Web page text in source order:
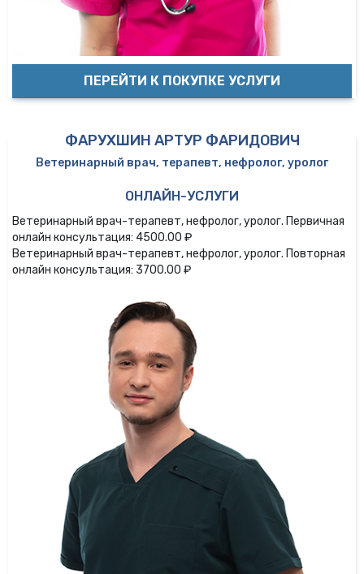
ПЕРЕЙТИ К ПОКУПКЕ УСЛУГИ
ФАРУХШИН АРТУР ФАРИДОВИЧ
Ветеринарный врач, терапевт, нефролог, уролог
ОНЛАЙН-УСЛУГИ
Ветеринарный врач-терапевт, нефролог, уролог. Первичная
онлайн консультация: 4500.00 ₽
Ветеринарный врач-терапевт, нефролог, уролог. Повторная
онлайн консультация: 3700.00 ₽